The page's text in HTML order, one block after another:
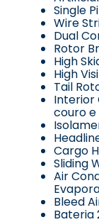
Single
Wire
Dual
Rotor
High
High
Tail
Interior
couro
Cargo
Sliding
Air
Bleed
Bateria